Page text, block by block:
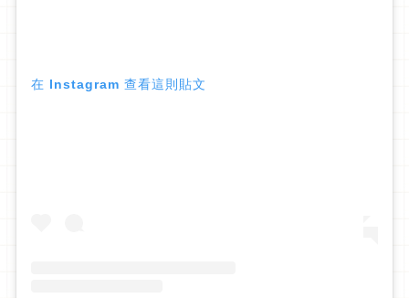
在 Instagram 查看這則貼文